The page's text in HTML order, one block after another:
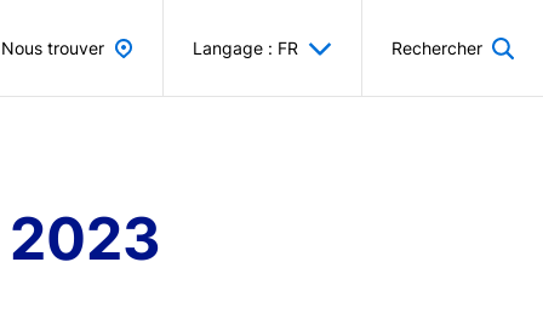
Nous trouver Langage : FR Rechercher
2023